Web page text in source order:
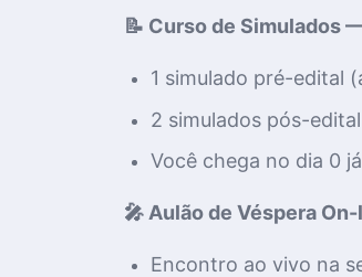
📝 Curso de Simulados
1 simulado pré-edital
2 simulados pós-
Você chega no dia 0
🎤 Aulão de Véspera
Encontro ao vivo na